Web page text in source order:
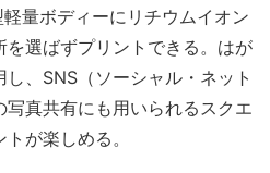
量ボディーにリチウムイオン
選ばずプリントできる。はが
、SNS（ソーシャル・ネット
真共有にも用いられるスクエ
が楽しめる。